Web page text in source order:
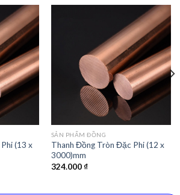
(13 x
SẢN PHẨM ĐỒNG
Thanh Đồng Tròn Đặc Phi (12 x
3000)mm
324.000₫